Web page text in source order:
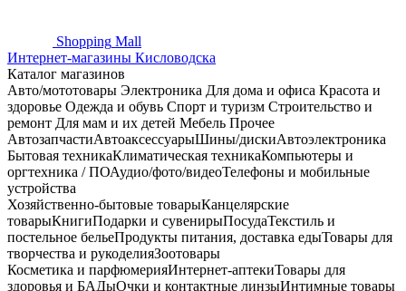
Shopping Mall
Интернет-магазины Кисловодска
Каталог магазинов
Авто/мототовары Электроника Для дома и офиса Красота и
здоровье Одежда и обувь Спорт и туризм Строительство и
ремонт Для мам и их детей Мебель Прочее
АвтозапчастиАвтоаксессуарыШины/дискиАвтоэлектроника
Бытовая техникаКлиматическая техникаКомпьютеры и
оргтехника / ПОАудио/фото/видеоТелефоны и мобильные
устройства
Хозяйственно-бытовые товарыКанцелярские
товарыКнигиПодарки и сувенирыПосудаТекстиль и
постельное бельеПродукты питания, доставка едыТовары для
творчества и рукоделияЗоотовары
Косметика и парфюмерияИнтернет-аптекиТовары для
здоровья и БАДыОчки и контактные линзыИнтимные товары